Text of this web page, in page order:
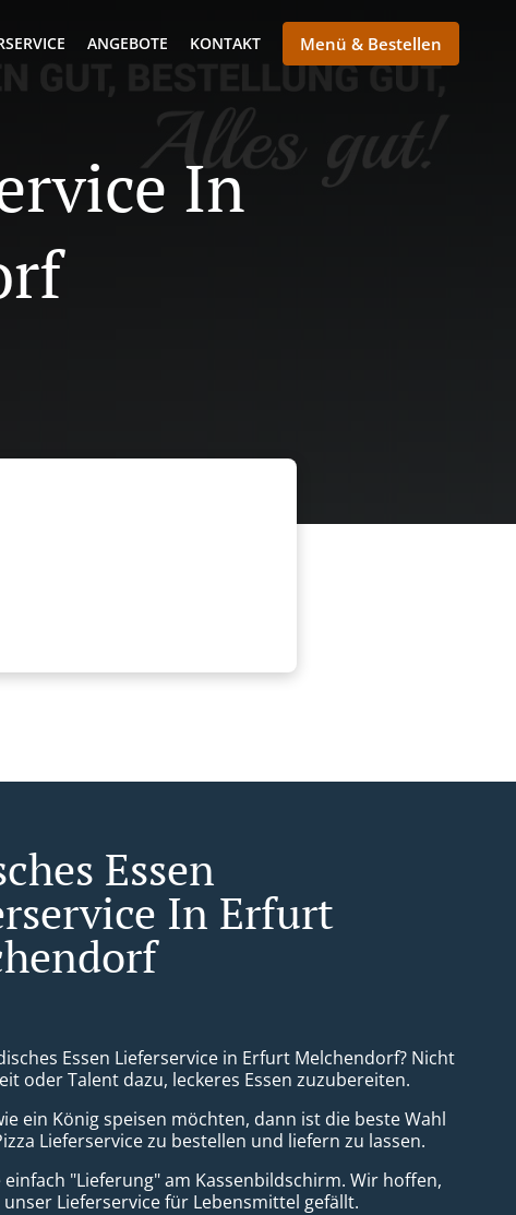
ANGEBOTE KONTAKT Menü & Bestellen
In
Essen
In Erfurt
Essen Lieferservice in Erfurt Melchendorf? Nicht
oder Talent dazu, leckeres Essen zuzubereiten.
ein König speisen möchten, dann ist die beste Wahl
Lieferservice zu bestellen und liefern zu lassen.
einfach "Lieferung" am Kassenbildschirm. Wir hoffen,
unser Lieferservice für Lebensmittel gefällt.